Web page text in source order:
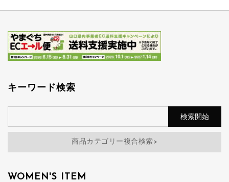
キーワード検索
商品カテゴリー複合検索>
WOMEN'S ITEM